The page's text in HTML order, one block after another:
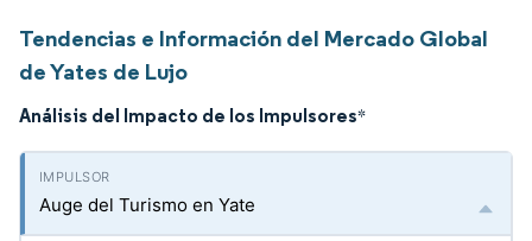
Tendencias e Información del Mercado Global
de Yates de Lujo
Análisis del Impacto de los Impulsores*
Auge del Turismo en Yate